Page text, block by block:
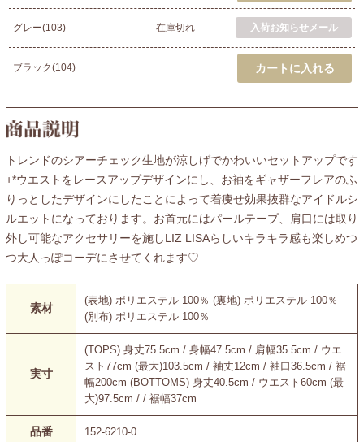
グレー(103) 在庫切れ
ブラック(104)
トレンドのシアーチェック生地が涼しげでかわいいセットアップです
+*ウエストをレースアップデザインにし、お袖をギャザーフレアのふ
りっとしたデザインにしたことによって着痩せ効果抜群なアイドルシ
ルエットになっております。お首元にはパールテープ、肩口には取り
外し可能なアクセサリーを施しLIZ LISAらしいキラキラ感も楽しめつ
つ大人っぽコーデにさせてくれます♡
素材
(表地) ポリエステル 100％ (裏地) ポリエステル 100％
(別布) ポリエステル 100％
実寸
(TOPS) 身丈75.5cm / 身幅47.5cm / 肩幅35.5cm / ウエ
スト77cm (最大)103.5cm / 袖丈12cm / 袖口36.5cm / 裾
幅200cm (BOTTOMS) 身丈40.5cm / ウエスト60cm (最
大)97.5cm / / 裾幅37cm
品番 152-6210-0